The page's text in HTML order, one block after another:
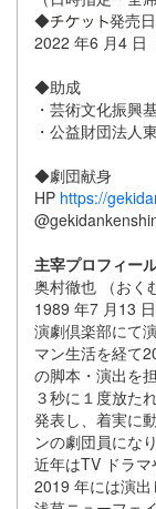
◆
発売日
2022 年6 月4 日
◆助成
・芸術文化振興
・公益財団法人
◆劇団献身
HP https://
主宰プロフィー
奥村徹也 （おく
1989 年7 月13
演劇倶楽部にて
マン生活を経て
の脚本・演出を担
３秒に１度放た
発表し、着実に
ンの劇団員にな
近年はTV ドラマ
2019 年には演